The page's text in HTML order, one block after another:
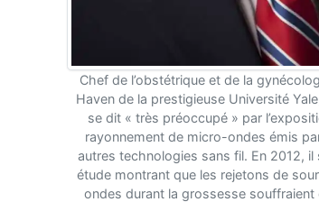
Chef de l’obstétrique et de la
Haven de la prestigieuse Université
se dit « très préoccupé » par
rayonnement de micro-ondes émis
autres technologies sans fil. En 2012, il
étude montrant que les rejetons de
ondes durant la grossesse